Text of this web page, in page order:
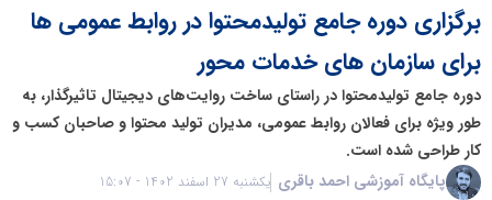
برگزاری دوره جامع تولیدمحتوا در روابط عمومی ها
برای سازمان های خدمات محور
دوره جامع تولیدمحتوا در راستای ساخت روایت‌‌های دیجیتال تاثیرگذار، به
طور ویژه برای فعالان روابط عمومی، مدیران تولید محتوا و صاحبان کسب و
کار طراحی شده است.
پایگاه آموزشی احمد باقری یکشنبه 27 اسفند 1402 - 15:07